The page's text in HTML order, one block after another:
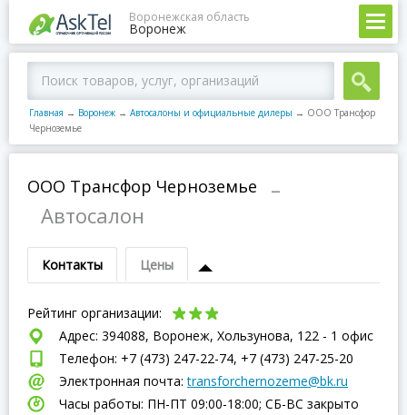
Воронежская область
Воронеж
Главная → Воронеж → Автосалоны и официальные дилеры → ООО Трансфор
Черноземье
ООО Трансфор Черноземье
–
Автосалон
Контакты Цены
Рейтинг организации:
Адрес: 394088, Воронеж, Хользунова, 122 - 1 офис
Телефон: +7 (473) 247-22-74, +7 (473) 247-25-20
Электронная почта:transforchernozeme@bk.ru
Часы работы: ПН-ПТ 09:00-18:00; СБ-ВC закрыто